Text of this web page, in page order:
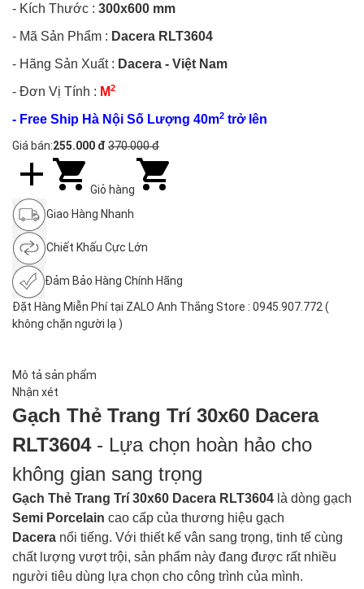
- Kích Thước : 300x600 mm
- Mã Sản Phẩm : Dacera RLT3604
- Hãng Sản Xuất : Dacera - Việt Nam
- Đơn Vị Tính : M2
- Free Ship Hà Nội Số Lượng 40m2 trở lên
Giá bán:255.000 đ 370.000 đ
Giỏ hàng
Giao Hàng Nhanh
Chiết Khấu Cực Lớn
Đảm Bảo Hàng Chính Hãng
Đặt Hàng Miễn Phí tại ZALO Anh Thắng Store : 0945.907.772 (
không chặn người lạ )
Mô tả sản phẩm
Nhận xét
Gạch Thẻ Trang Trí 30x60 Dacera
RLT3604 - Lựa chọn hoàn hảo cho
không gian sang trọng
Gạch Thẻ Trang Trí 30x60 Dacera RLT3604 là dòng gạch
Semi Porcelain cao cấp của thương hiệu gạch
Dacera nổi tiếng. Với thiết kế vân sang trọng, tinh tế cùng
chất lượng vượt trội, sản phẩm này đang được rất nhiều
người tiêu dùng lựa chọn cho công trình của mình.